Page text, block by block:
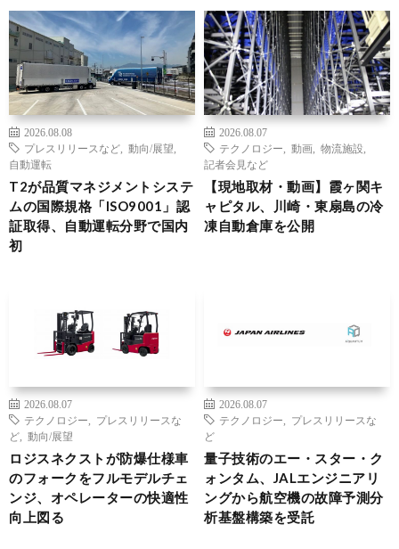
2026.08.08
プレスリリースなど
動向/展望
自動運転
T2が品質マネジメントシステ
ムの国際規格「ISO9001」認
証取得、自動運転分野で国内
初
2026.08.07
テクノロジー
動画 物流施設
記者会見など
【現地取材・動画】霞ヶ関キ
ャピタル、川崎・東扇島の冷
凍自動倉庫を公開
2026.08.07
テクノロジー
プレスリリースな
ど
動向/展望
ロジスネクストが防爆仕様車
のフォークをフルモデルチェ
ンジ、オペレーターの快適性
向上図る
2026.08.07
テクノロジー
プレスリリースな
ど
量子技術のエー・スター・ク
ォンタム、JALエンジニアリ
ングから航空機の故障予測分
析基盤構築を受託